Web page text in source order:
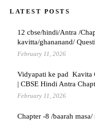
LATEST POSTS
12 cbse/hindi/Antra /
kavitta/ghananand/
February 11, 2026
Vidyapati ke pad Kavita
| CBSE Hindi Antra
February 11, 2026
Chapter -8 /baarah